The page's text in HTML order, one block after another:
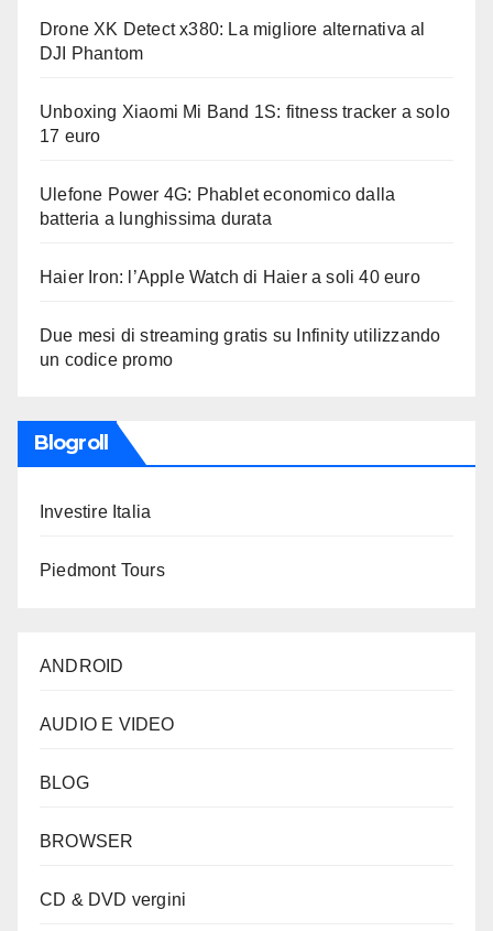
Drone XK Detect x380: La migliore alternativa al
DJI Phantom
Unboxing Xiaomi Mi Band 1S: fitness tracker a solo
17 euro
Ulefone Power 4G: Phablet economico dalla
batteria a lunghissima durata
Haier Iron: l’Apple Watch di Haier a soli 40 euro
Due mesi di streaming gratis su Infinity utilizzando
un codice promo
Blogroll
Investire Italia
Piedmont Tours
ANDROID
AUDIO E VIDEO
BLOG
BROWSER
CD & DVD vergini